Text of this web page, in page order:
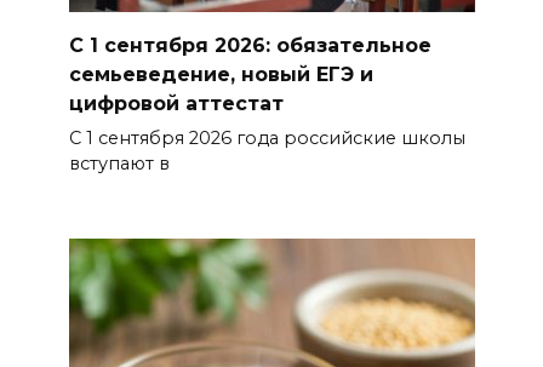
подготовке наблюдателей на
Дону
06 августа 2026 15:12
В донских школах к 1 сентября
обновят учебники
В Ростовской области до
конца года откроют 49
спортивных объектов
С 1 сентября 2026: обязательное
семьеведение, новый ЕГЭ и
цифровой аттестат
С 1 сентября 2026 года российские школы
вступают в